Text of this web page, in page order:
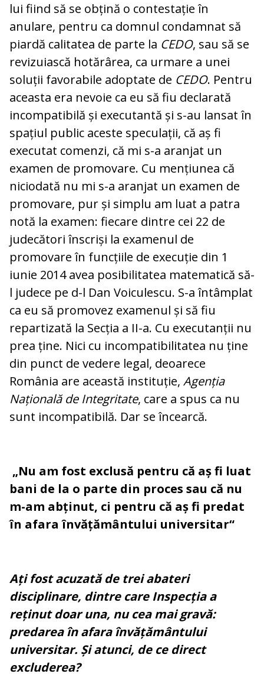
lui fiind să se obțină o contestație în
anulare, pentru ca domnul condamnat să
piardă calitatea de parte la CEDO, sau să se
revizuiască hotărârea, ca urmare a unei
soluții favorabile adoptate de CEDO. Pentru
aceasta era nevoie ca eu să fiu declarată
incompatibilă și executantă și s-au lansat în
spațiul public aceste speculații, că aș fi
executat comenzi, că mi s-a aranjat un
examen de promovare. Cu mențiunea că
niciodată nu mi s-a aranjat un examen de
promovare, pur și simplu am luat a patra
notă la examen: fiecare dintre cei 22 de
judecători înscriși la examenul de
promovare în funcțiile de execuție din 1
iunie 2014 avea posibilitatea matematică să-
l judece pe d-l Dan Voiculescu. S-a întâmplat
ca eu să promovez examenul și să fiu
repartizată la Secția a II-a. Cu executanții nu
prea ține. Nici cu incompatibilitatea nu ține
din punct de vedere legal, deoarece
România are această instituție, Agenția
Națională de Integritate, care a spus ca nu
sunt incompatibilă. Dar se încearcă.
„Nu am fost exclusă pentru că aș fi luat
bani de la o parte din proces sau că nu
m-am abținut, ci pentru că aș fi predat
în afara învățământului universitar“
Ați fost acuzată de trei abateri
disciplinare, dintre care Inspecția a
reținut doar una, nu cea mai gravă:
predarea în afara învățământului
universitar. Și atunci, de ce direct
excluderea?